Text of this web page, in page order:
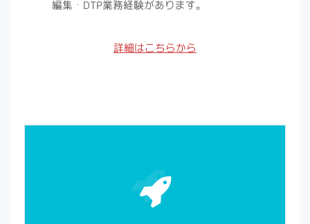
編集・DTP業務経験があります。
詳細はこちらから